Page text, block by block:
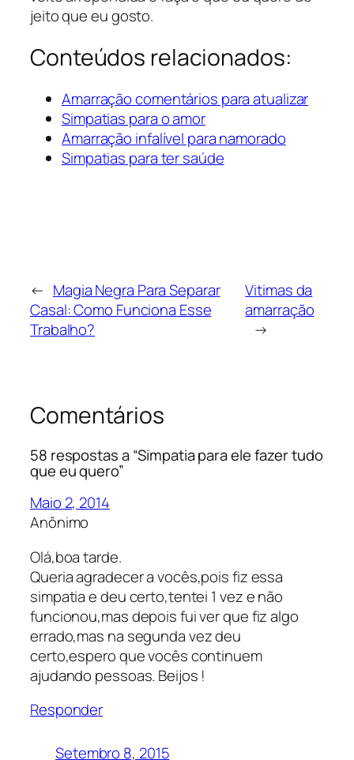
jeito que eu gosto.
Conteúdos relacionados:
Amarração comentários para atualizar
Simpatias para o amor
Amarração infalível para namorado
Simpatias para ter saúde
← Magia Negra Para Separar
Casal: Como Funciona Esse
Trabalho?
Vitimas da
amarração
→
Comentários
58 respostas a “Simpatia para ele fazer tudo
que eu quero”
Maio 2, 2014
Anônimo
Olá,boa tarde.
Queria agradecer a vocês,pois fiz essa
simpatia e deu certo,tentei 1 vez e não
funcionou,mas depois fui ver que fiz algo
errado,mas na segunda vez deu
certo,espero que vocês continuem
ajudando pessoas. Beijos !
Responder
Setembro 8, 2015